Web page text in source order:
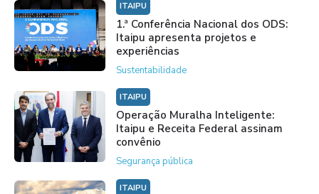
ITAIPU
1.ª Conferência Nacional dos ODS:
Itaipu apresenta projetos e
experiências
Sustentabilidade
ITAIPU
Operação Muralha Inteligente:
Itaipu e Receita Federal assinam
convênio
Segurança pública
ITAIPU